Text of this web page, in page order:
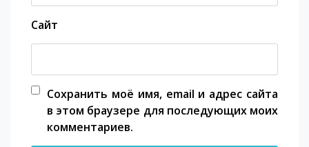
Сайт
Сохранить моё имя, email и адрес сайта
в этом браузере для последующих моих
комментариев.